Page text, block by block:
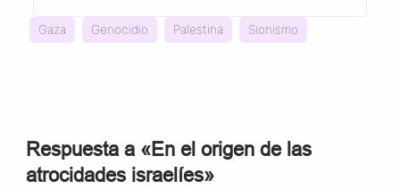
Gaza Genocidio Palestina Sionismo
Respuesta a «En el origen de las
atrocidades israelíes»